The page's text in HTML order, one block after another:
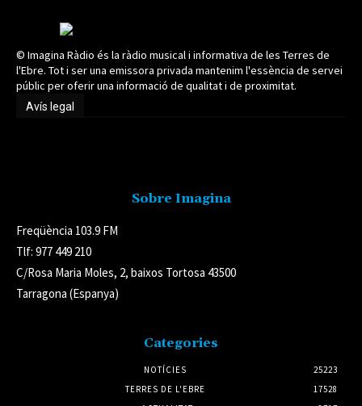
© Imagina Ràdio és la ràdio musical i informativa de les Terres de
l'Ebre. Tot i ser una emissora privada mantenim l'essència de servei
públic per oferir una informació de qualitat i de proximitat.
Avís legal
Sobre Imagina
Freqüència 103.9 FM
Tlf: 977 449 210
C/Rosa Maria Moles, 2, baixos Tortosa 43500
Tarragona (Espanya)
Categories
NOTÍCIES
25223
TERRES DE L'EBRE
17528